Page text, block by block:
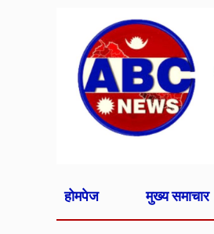
होमपेज मुख्य समाचार